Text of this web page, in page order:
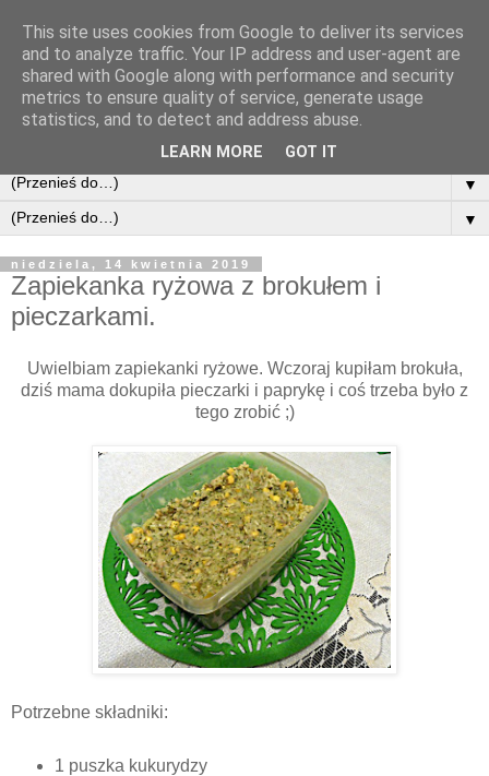
▼
▼
niedziela, 14 kwietnia 2019
Zapiekanka ryżowa z brokułem i
pieczarkami.
Uwielbiam zapiekanki ryżowe. Wczoraj kupiłam brokuła,
dziś mama dokupiła pieczarki i paprykę i coś trzeba było z
tego zrobić ;)
Potrzebne składniki:
1 puszka kukurydzy
This site uses cookies from Google to deliver its services
and to analyze traffic. Your IP address and user-agent are
shared with Google along with performance and security
metrics to ensure quality of service, generate usage
statistics, and to detect and address abuse.
LEARN MORE GOT IT